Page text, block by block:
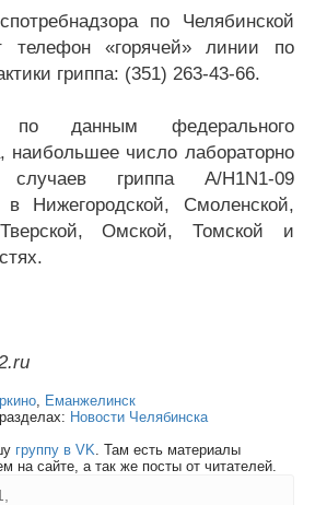
по Челябинской
телефон «горячей» линии по
гриппа: (351) 263-43-66.
данным федерального
наибольшее число лабораторно
случаев гриппа А/H1N1-09
в Нижегородской, Смоленской,
Омской, Томской и
, Еманжелинск
Новости Челябинска
группу в VK. Там есть материалы
на сайте, а так же посты от читателей.